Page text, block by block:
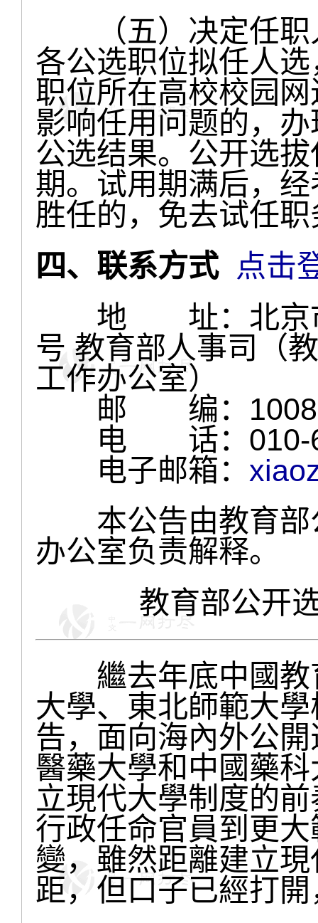
（五）决定任职
各公选职位拟任人
职位所在高校校园
影响任用问题的，
公选结果。公开选
期。试用期满后，
胜任的，免去试任
四、联系方式
点击
地 址：北京市
号 教育部人事司（
工作办公室）
邮 编：
电 话：010-
电子邮箱：
本公告由教育部
办公室负责解释。
教育部公开
繼去年底中國教
大學、東北師範大
告，面向海內外公
醫藥大學和中國藥
立現代大學制度的
行政任命官員到更
變，雖然距離建立
距，但口子已經打